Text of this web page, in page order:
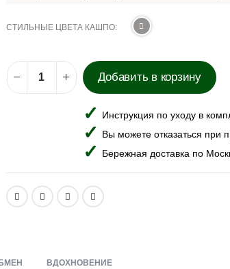
СТИЛЬНЫЕ ЦВЕТА КАШПО
Добавить в корзину
Инструкция по уходу в
Вы можете отказаться при
Бережная доставка по
ВДОХНОВЕНИЕ